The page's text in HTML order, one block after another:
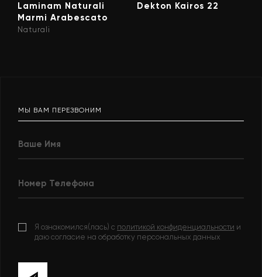
Laminam Naturali
Marmi Arabescato
Naturali
Dekton Kairos 22
МЫ ВАМ ПЕРЕЗВОНИМ
Я ознакомился(лась) с политикой конфиденциальности и
даю согласие на обработку персональных данных